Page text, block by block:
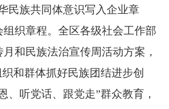
民族共同体意识写入企业章
织章程。全区各级社会工作部
和民族法治宣传周活动方案，
和群体抓好民族团结进步创
、听党话、跟党走”群众教育，